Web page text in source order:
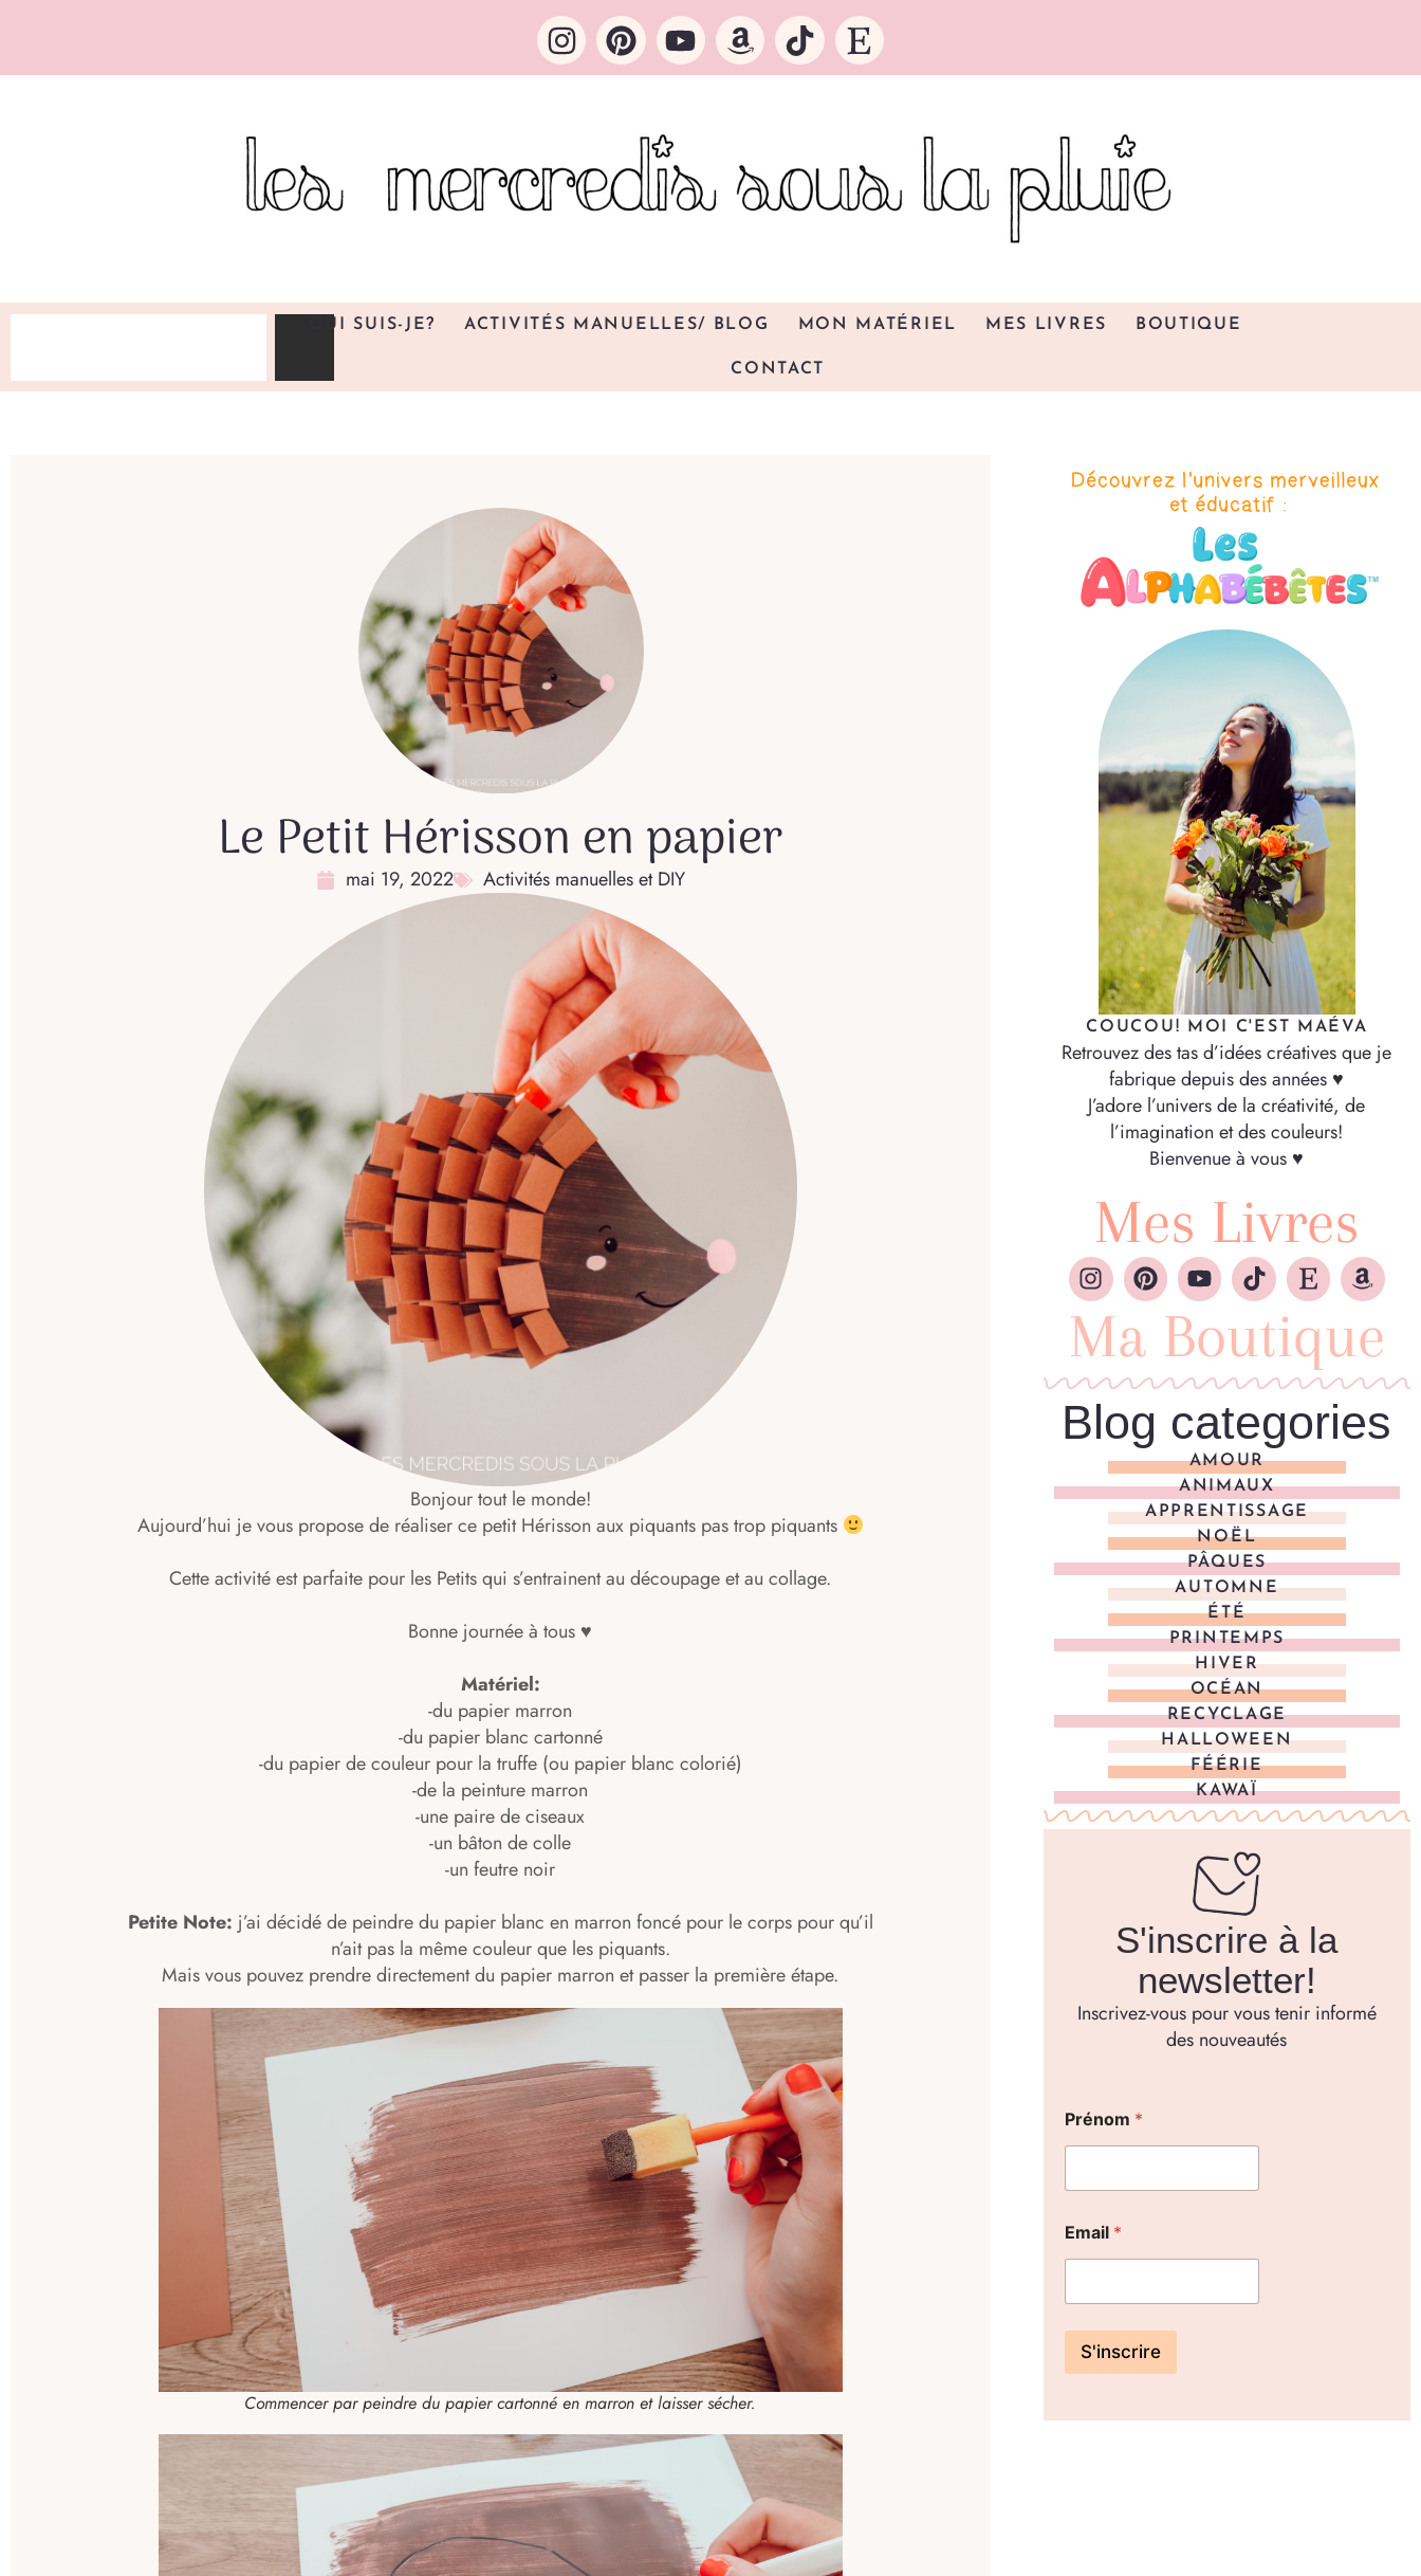
QUI SUIS-JE? ACTIVITÉS MANUELLES/ BLOG MON MATÉRIEL MES LIVRES BOUTIQUE
CONTACT
Le Petit Hérisson en papier
mai 19, 2022 Activités manuelles et DIY
Bonjour tout le monde!
Aujourd’hui je vous propose de réaliser ce petit Hérisson aux piquants pas trop piquants
Cette activité est parfaite pour les Petits qui s’entrainent au découpage et au collage.
Bonne journée à tous ♥
Matériel:
-du papier marron
-du papier blanc cartonné
-du papier de couleur pour la truffe (ou papier blanc colorié)
-de la peinture marron
-une paire de ciseaux
-un bâton de colle
-un feutre noir
Petite Note: j’ai décidé de peindre du papier blanc en marron foncé pour le corps pour qu’il
n’ait pas la même couleur que les piquants.
Mais vous pouvez prendre directement du papier marron et passer la première étape.
Commencer par peindre du papier cartonné en marron et laisser sécher.
COUCOU! MOI C'EST MAÉVA
Retrouvez des tas d’idées créatives que je
fabrique depuis des années ♥
J’adore l’univers de la créativité, de
l’imagination et des couleurs!
Bienvenue à vous ♥
Mes Livres
Ma Boutique
Blog categories
AMOUR
ANIMAUX
APPRENTISSAGE
NOËL
PÂQUES
AUTOMNE
ÉTÉ
PRINTEMPS
HIVER
OCÉAN
RECYCLAGE
HALLOWEEN
FÉÉRIE
KAWAÏ
S'inscrire à la
newsletter!
Inscrivez-vous pour vous tenir informé
des nouveautés
Prénom *
Email *
S'inscrire